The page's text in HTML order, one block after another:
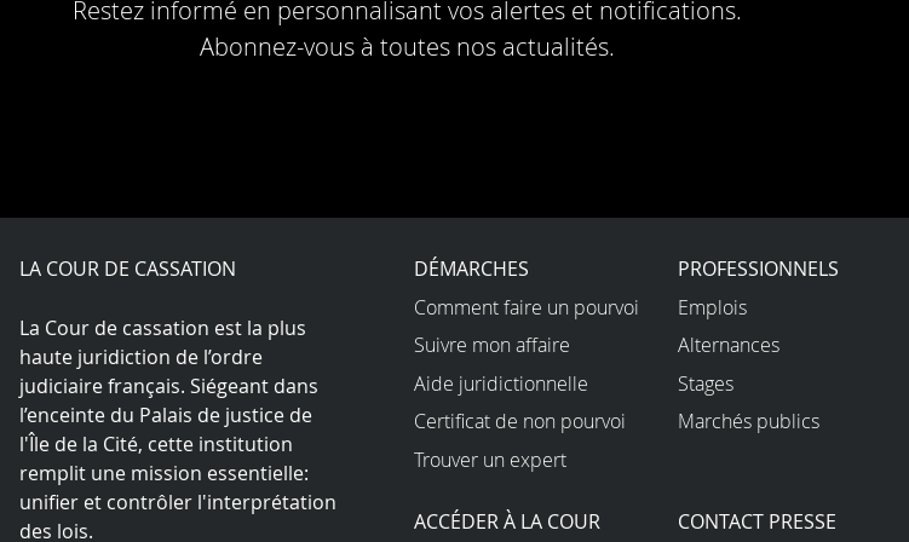
Restez informé en personnalisant vos alertes et notifications.
Abonnez-vous à toutes nos actualités.
LA COUR DE CASSATION
La Cour de cassation est la plus
haute juridiction de l’ordre
judiciaire français. Siégeant dans
l’enceinte du Palais de justice de
l'Île de la Cité, cette institution
remplit une mission essentielle:
unifier et contrôler l'interprétation
des lois.
DÉMARCHES
Comment faire un pourvoi
Suivre mon affaire
Aide juridictionnelle
Certificat de non pourvoi
Trouver un expert
PROFESSIONNELS
Emplois
Alternances
Stages
Marchés publics
ACCÉDER À LA COUR CONTACT PRESSE